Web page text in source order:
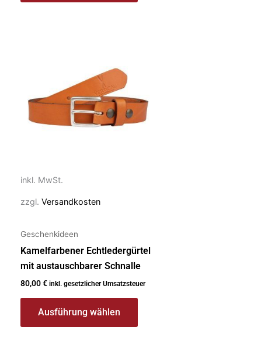
inkl. MwSt.
zzgl. Versandkosten
Geschenkideen
Kamelfarbener Echtledergürtel
mit austauschbarer Schnalle
80,00€ inkl. gesetzlicher Umsatzsteuer
Ausführung wählen
Varianten
auf.
auf
Produktseite
werden